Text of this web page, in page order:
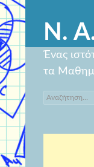
Ν.
Ένας
τα
Αναζήτηση
για: